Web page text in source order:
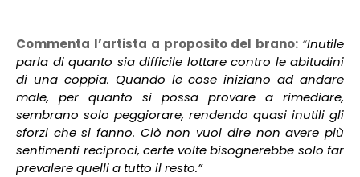
Commenta l’artista a proposito del brano: “Inutile
parla di quanto sia difficile lottare contro le abitudini
di una coppia. Quando le cose iniziano ad andare
male, per quanto si possa provare a rimediare,
sembrano solo peggiorare, rendendo quasi inutili gli
sforzi che si fanno. Ciò non vuol dire non avere più
sentimenti reciproci, certe volte bisognerebbe solo far
prevalere quelli a tutto il resto.”